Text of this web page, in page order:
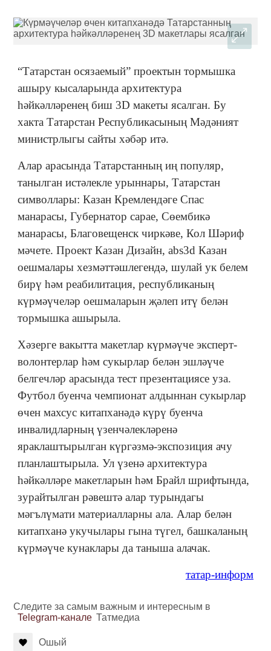
“Татарстан осязаемый” проектын тормышка
ашыру кысаларында архитектура
һәйкәлләренең биш 3D макеты ясалган. Бу
хакта Татарстан Республикасының Мәдәният
министрлыгы сайты хәбәр итә.
Алар арасында Татарстанның иң популяр,
танылган истәлекле урыннары, Татарстан
символлары: Казан Кремлендәге Спас
манарасы, Губернатор сарае, Сөембикә
манарасы, Благовещенск чиркәве, Кол Шәриф
мәчете. Проект Казан Дизайн, abs3d Казан
оешмалары хезмәттәшлегендә, шулай ук белем
бирү һәм реабилитация, республиканың
күрмәүчеләр оешмаларын җәлеп итү белән
тормышка ашырыла.
Хәзерге вакытта макетлар күрмәүче эксперт-
волонтерлар һәм сукырлар белән эшләүче
белгечләр арасында тест презентациясе уза.
Футбол буенча чемпионат алдыннан сукырлар
өчен махсус китапханәдә күрү буенча
инвалидларның үзенчәлекләренә
яраклаштырылган күргәзмә-экспозиция ачу
планлаштырыла. Ул үзенә архитектура
һәйкәлләре макетларын һәм Брайл шрифтында,
зурайтылган рәвештә алар турындагы
мәгълүмати материалларны ала. Алар белән
китапханә укучылары гына түгел, башкаланың
күрмәүче кунаклары да таныша алачак.
татар-информ
Следите за самым важным и интересным в
Telegram-канале Татмедиа
Ошый